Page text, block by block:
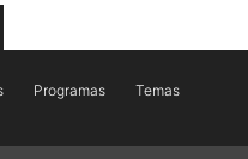
Programas Temas